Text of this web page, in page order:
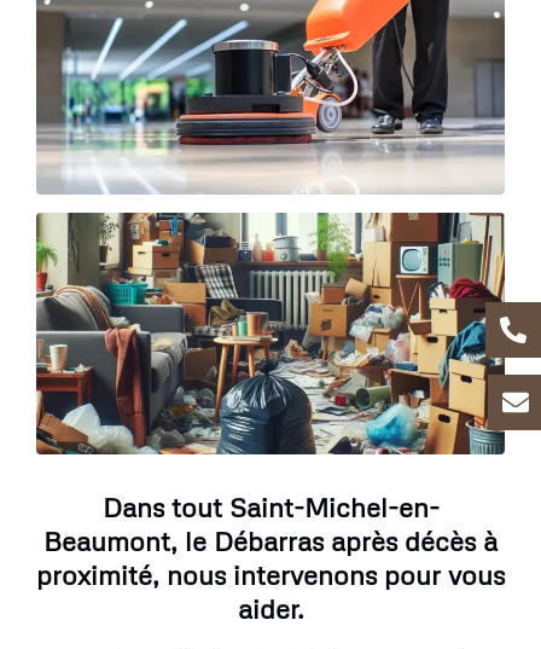
Dans tout Saint-Michel-en-
Beaumont, le Débarras après décès à
proximité, nous intervenons pour vous
aider.